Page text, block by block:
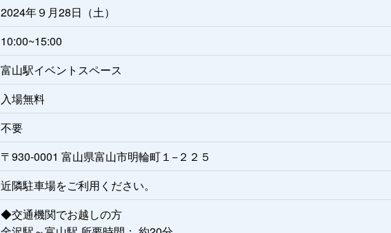
2024年９月28日（土）
10:00~15:00
富山駅イベントスペース
入場無料
不要
〒930-0001 富山県富山市明輪町１−２２５
近隣駐車場をご利用ください。
◆交通機関でお越しの方